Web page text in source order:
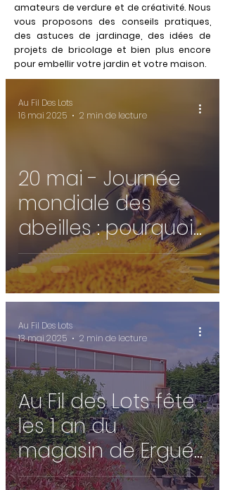
amateurs de verdure et de créativité. Nous
vous proposons des conseils pratiques,
des astuces de jardinage, des idées de
projets de bricolage et bien plus encore
pour embellir votre jardin et votre maison.
20 mai - Journée
mondiale des
abeilles : pourquoi il
est urgent de les
protéger 🐝
Au Fil Des Lots
16 mai 2025
2 min de lecture
Au Fil des Lots fête
les 1 an du
magasin de Ergué-
Gabéric 🎂
Au Fil Des Lots
13 mai 2025
2 min de lecture